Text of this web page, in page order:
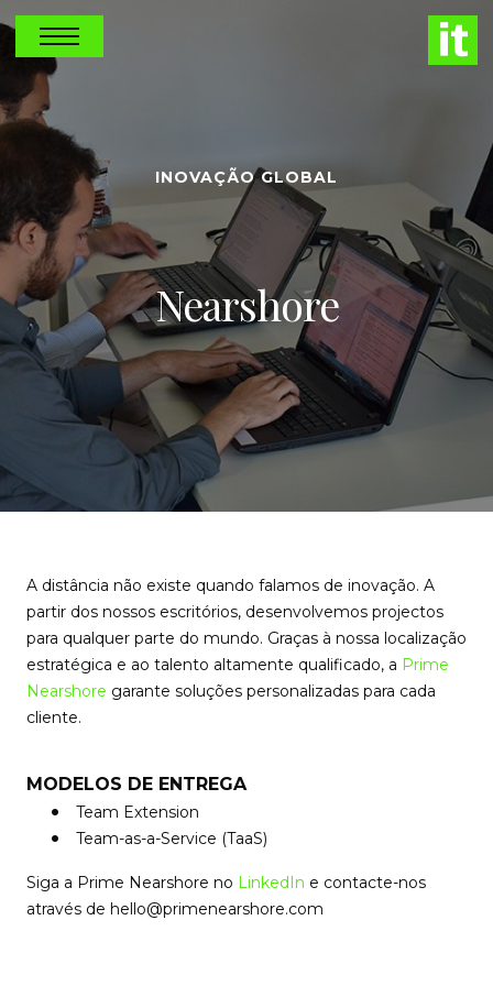
INOVAÇÃO GLOBAL
Nearshore
A distância não existe quando falamos de inovação. A
partir dos nossos escritórios, desenvolvemos projectos
para qualquer parte do mundo. Graças à nossa localização
estratégica e ao talento altamente qualificado, a Prime
Nearshore garante soluções personalizadas para cada
cliente.
MODELOS DE ENTREGA
Team Extension
Team-as-a-Service (TaaS)
Siga a Prime Nearshore no LinkedIn e contacte-nos
através de hello@primenearshore.com